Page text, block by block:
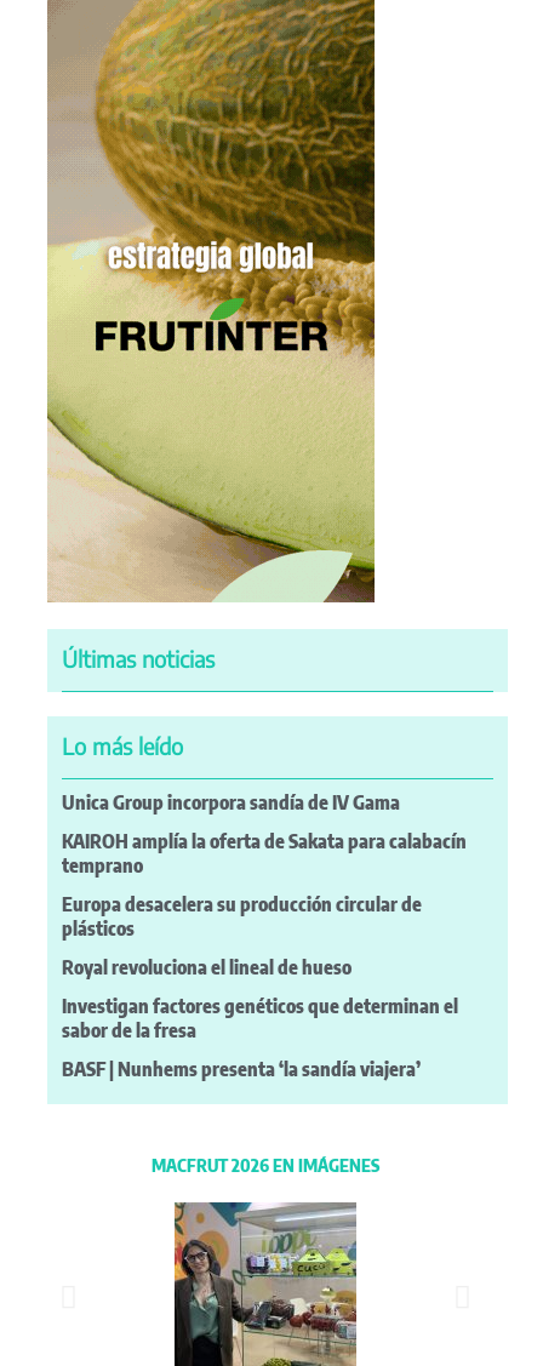
Últimas noticias
Lo más leído
Unica Group incorpora sandía de IV Gama
KAIROH amplía la oferta de Sakata para calabacín
temprano
Europa desacelera su producción circular de
plásticos
Royal revoluciona el lineal de hueso
Investigan factores genéticos que determinan el
sabor de la fresa
BASF | Nunhems presenta ‘la sandía viajera’
MACFRUT 2026 EN IMÁGENES